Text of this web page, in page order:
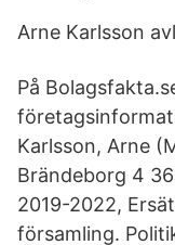
Arne Karlsson
På
Karlsson, Arne
Brändeborg 4
2019-2022,
församling.